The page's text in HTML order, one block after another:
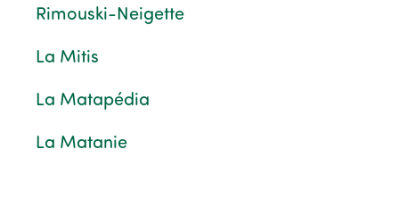
Rimouski-Neigette
La Mitis
La Matapédia
La Matanie